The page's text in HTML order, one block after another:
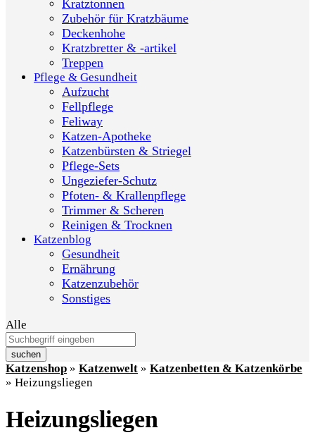
Kratztonnen
Zubehör für Kratzbäume
Deckenhohe
Kratzbretter & -artikel
Treppen
Pflege & Gesundheit
Aufzucht
Fellpflege
Feliway
Katzen-Apotheke
Katzenbürsten & Striegel
Pflege-Sets
Ungeziefer-Schutz
Pfoten- & Krallenpflege
Trimmer & Scheren
Reinigen & Trocknen
Katzenblog
Gesundheit
Ernährung
Katzenzubehör
Sonstiges
Alle
suchen
Katzenshop » Katzenwelt » Katzenbetten & Katzenkörbe
» Heizungsliegen
Heizungsliegen